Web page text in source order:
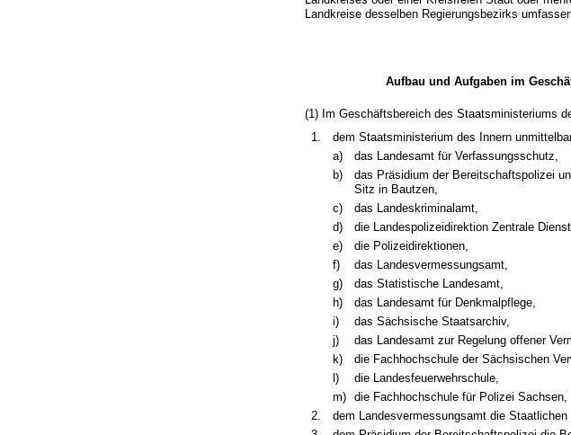
Landkreise desselben Regierungsbezirks
Aufbau und Aufgaben im
(1) Im Geschäftsbereich des Staatsministeriums
1.
dem Staatsministerium des Innern
a)
das Landesamt für Verfassungsschutz,
b)
das Präsidium der Bereitschaftspolizei
Sitz in Bautzen,
c)
das Landeskriminalamt,
d)
die Landespolizeidirektion Zentrale
e)
die Polizeidirektionen,
f)
das Landesvermessungsamt,
g)
das Statistische Landesamt,
h)
das Landesamt für Denkmalpflege,
i)
das Sächsische Staatsarchiv,
j)
das Landesamt zur Regelung offener
k)
die Fachhochschule der Sächsischen
l)
die Landesfeuerwehrschule,
m)
die Fachhochschule für Polizei Sachsen,
2.
dem Landesvermessungsamt die Staatlichen